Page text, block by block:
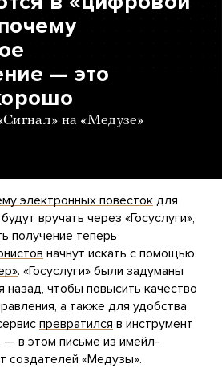
— это
на «Медузе»
электронных повесток для
вручать через «Госуслуги»,
получение теперь
начнут искать с помощью
. «Госуслуги» были задуманы
назад, чтобы повысить качество
а также для удобства
превратился в инструмент
— в этом письме из имейл-
создателей «Медузы».